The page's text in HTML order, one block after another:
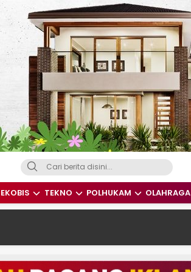
Indonesia dan Dunia
EKOBIS TEKNO POLHUKAM OLAHRAGA